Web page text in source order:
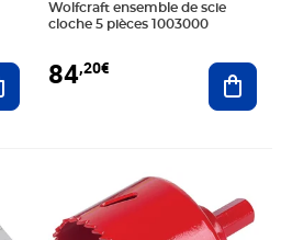
Ajouter au panier
Wolfcraft ensemble de scie
cloche 5 pièces 1003000
84,20€